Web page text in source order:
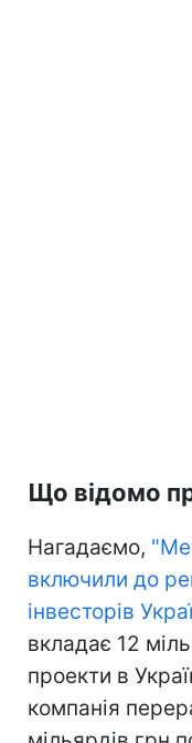
Що відомо
Нагадаємо,
включили до
інвесторів
вкладає 12
проекти в
компанія